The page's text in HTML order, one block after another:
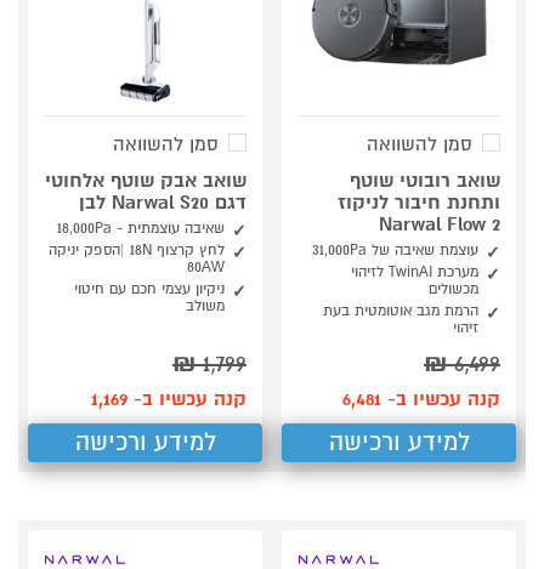
סמן להשוואה
שואב רובוטי שוטף
ותחנת חיבור לניקוז
Narwal Flow 2
עוצמת שאיבה של 31,000Pa
מערכת TwinAI לזיהוי
מכשולים
הרמת מגב אוטומטית בעת
זיהוי
6,499
₪
קנה עכשיו ב- 6,481
למידע ורכישה
סמן להשוואה
שואב אבק שוטף אלחוטי
דגם Narwal S20 לבן
שאיבה עוצמתית - 18,000Pa
לחץ קרצוף 18N |הספק יניקה
80AW
ניקיון עצמי חכם עם חיטוי
משולב
1,799
₪
קנה עכשיו ב- 1,169
למידע ורכישה